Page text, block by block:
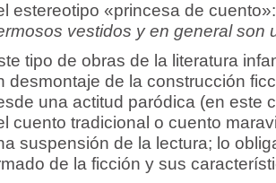
estereotipo «princesa de
vestidos y en general son
tipo de obras de la literatura
desmontaje de la construcción
una actitud paródica (en este
cuento tradicional o cuento
suspensión de la lectura; lo
de la ficción y sus